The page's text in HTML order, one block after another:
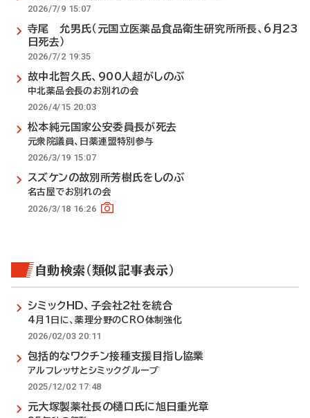
2026/7/9 15:07
寺尾 允男氏（元国立医薬品食品衛生研究所所長、6月23
日死去）
2026/7/2 19:35
故中北智久氏、900人超がしのぶ
中北薬品会長のお別れの会
2026/4/15 20:03
松本純元国家公安委員長が死去
元衆院議員、日薬連盟特別参与
2026/3/19 15:07
スズケンの故別所芳樹氏をしのぶ
名古屋でお別れの会
2026/3/18 16:26
自動検索（類似記事表示）
シミックHD、子会社2社を統合
4月1日に、薬理分野のCRO体制強化
2026/02/03 20:11
包括的なワクチン接種支援目指し協業
アルフレッサとシミックグループ
2025/12/02 17:48
元大塚製薬社長の樋口氏に旭日重光章